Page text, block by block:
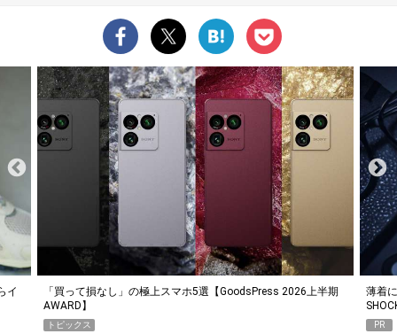
イ
「買って損なし」の極上スマホ5選【GoodsPress 2026上半期
AWARD】
トピックス
薄着
PR